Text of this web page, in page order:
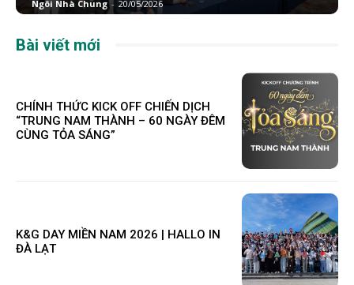
Ngôi Nhà Chung - 20/05/2026
Bài viết mới
CHÍNH THỨC KICK OFF CHIẾN DỊCH
“TRUNG NAM THÀNH – 60 NGÀY ĐÊM
CÙNG TỎA SÁNG”
K&G DAY MIỀN NAM 2026 | HALLO IN
ĐÀ LẠT